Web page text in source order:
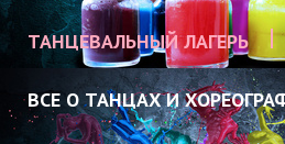
ТАНЦЕВАЛЬНЫЙ ЛАГЕРЬ
ВСЕ О ТАНЦАХ И